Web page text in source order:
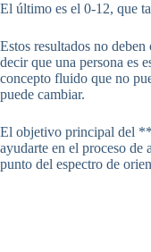
El último es el 0-12, que
Estos resultados no
decir que una persona es
concepto fluido que no
puede cambiar.
El objetivo principal del
ayudarte en el proceso de
punto del espectro de